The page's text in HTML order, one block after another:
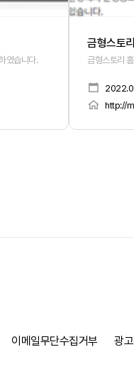
였습니다.
금형스토리
금형스토리
http://
이메일무단수집거부 광